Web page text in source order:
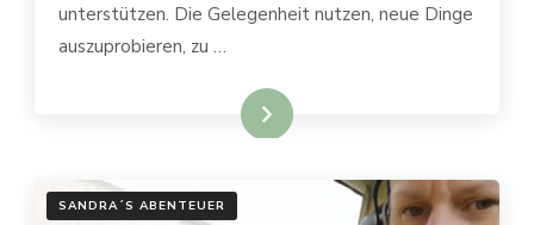
unterstützen. Die Gelegenheit nutzen, neue Dinge
auszuprobieren, zu …
weiterlesen
SANDRA´S ABENTEUER